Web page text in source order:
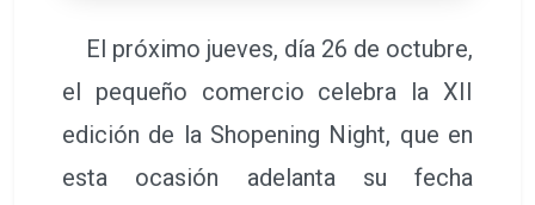
El próximo jueves, día 26 de octubre,
el pequeño comercio celebra la XII
edición de la Shopening Night, que en
esta ocasión adelanta su fecha